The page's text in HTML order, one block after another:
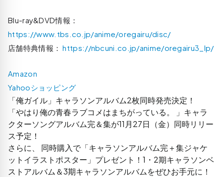
Blu-ray&DVD情報：
https://www.tbs.co.jp/anime/oregairu/disc/
店舗特典情報：https://nbcuni.co.jp/anime/oregairu3_lp/
Amazon
Yahooショッピング
「俺ガイル」キャラソンアルバム2枚同時発売決定！
「やはり俺の青春ラブコメはまちがっている。 」キャラ
クターソングアルバム完＆集が11月27日（金）同時リリー
ス予定！
さらに、 同時購入で「キャラソンアルバム完＋集ジャケ
ットイラストポスター」プレゼント！1・2期キャラソンベ
ストアルバム＆3期キャラソンアルバムをぜひお手元に！